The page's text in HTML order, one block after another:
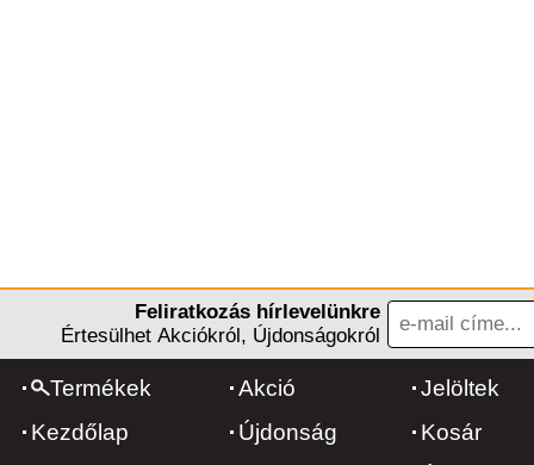
Feliratkozás hírlevelünkre
Értesülhet Akciókról, Újdonságokról
Termékek
Kezdőlap
Akció
Újdonság
Jelöltek
Kosár